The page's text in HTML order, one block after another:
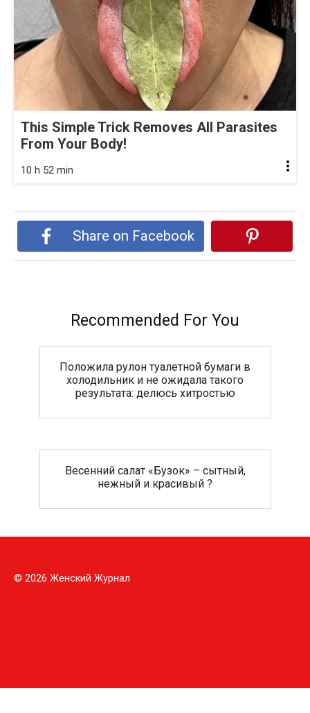
This Simple Trick Removes All Parasites
From Your Body!
10 h 52 min
Share on Facebook
Recommended For You
Положила рулон туалетной бумаги в
холодильник и не ожидала такого
результата: делюсь хитростью
Весенний салат «Бузок» – сытный,
нежный и красивый ?
© 2026 Женский Журнал